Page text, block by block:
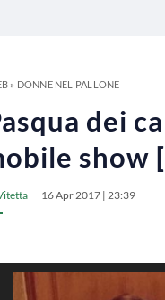
» DONNE NEL PALLONE
dei
show
16 Apr 2017 | 23:39